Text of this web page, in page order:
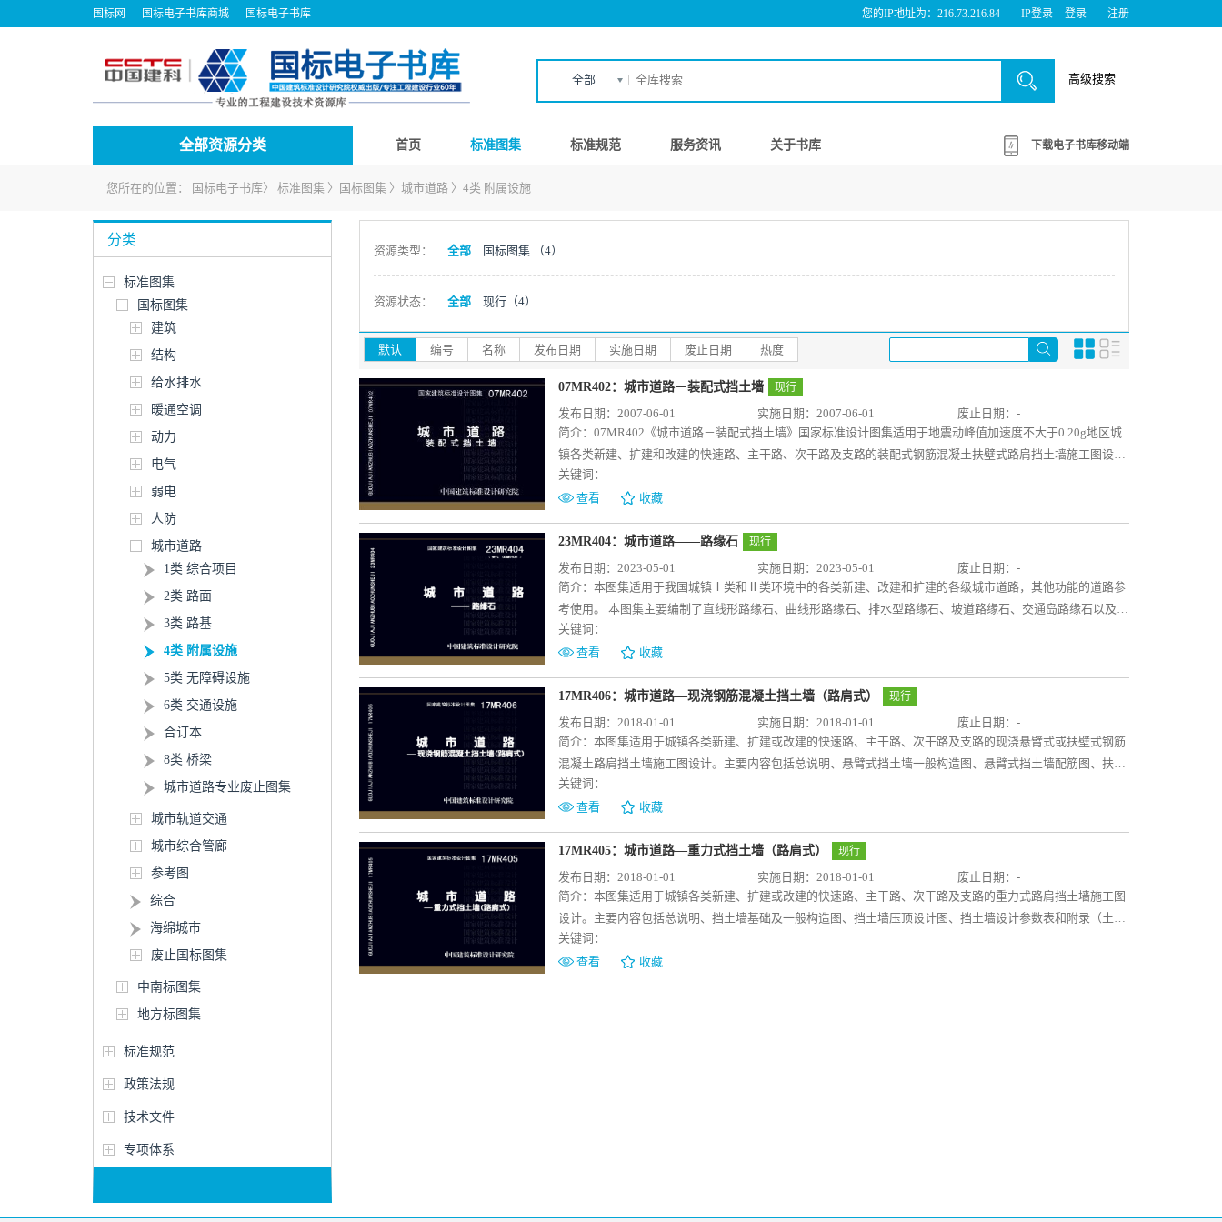
国标网 国标电子书库商城 国标电子书库 您的IP地址为：216.73.216.84 IP登录 登录 注册
全部 高级搜索
全部资源分类 首页 标准图集 标准规范 服务资讯 关于书库 下载电子书库移动端
您所在的位置： 国标电子书库〉 标准图集 〉 国标图集 〉 城市道路 〉 4类 附属设施
分类
标准图集
国标图集
建筑
结构
给水排水
暖通空调
动力
电气
弱电
人防
城市道路
1类 综合项目
2类 路面
3类 路基
4类 附属设施
5类 无障碍设施
6类 交通设施
合订本
8类 桥梁
城市道路专业废止图集
城市轨道交通
城市综合管廊
参考图
综合
海绵城市
废止国标图集
中南标图集
地方标图集
标准规范
政策法规
技术文件
专项体系
资源类型： 全部 国标图集 （4）
资源状态： 全部 现行 （4）
默认 编号 名称 发布日期 实施日期 废止日期 热度
07MR402：城市道路－装配式挡土墙 现行
发布日期：2007-06-01 实施日期：2007-06-01
废止日期：-
简介： 07MR402《城市道路－装配式挡土墙》国家标准设计图集适用于地震动峰值加速度不大于0.20g地区城
镇各类新建、扩建和改建的快速路、主干路、次干路及支路的装配式钢筋混凝土扶壁式路肩挡土墙施工图设
计。 本图集主要依据《公路路基设计规范》JTG D30-2004、《公路交通安全设施设计规范》JTG D81-
2006、《公路桥涵地基与基础设计规范》JTG D63-2007等规范，按照碰撞荷载、地基承载力、基底摩擦系数、
墙背填料内摩擦角及填料重度等设计参数编制成墙高为2～7m的装配式挡土墙的布置图、配筋图、构造图、截
面尺寸及参数表、钢筋规格及参数表等图表供使用者方便选用。
关键词：
查看
收藏
23MR404：城市道路――路缘石 现行
发布日期：2023-05-01 实施日期：2023-05-01
废止日期：-
简介： 本图集适用于我国城镇Ⅰ类和Ⅱ类环境中的各类新建、改建和扩建的各级城市道路，其他功能的道路参
考使用。 本图集主要编制了直线形路缘石、曲线形路缘石、排水型路缘石、坡道路缘石、交通岛路缘石以及其
他路缘石。 路缘石包括两种材质：混凝土路缘石和天然石材路缘石。 图纸内容包括：路缘石设置位置图、路
缘石断面图、构造图、参数表、放样图、安装图、配筋图。图集中的参数、构造节点、配筋等可供设计人员参
考使用。
关键词：
查看
收藏
17MR406：城市道路—现浇钢筋混凝土挡土墙（路肩式） 现行
发布日期：2018-01-01 实施日期：2018-01-01
废止日期：-
简介： 本图集适用于城镇各类新建、扩建或改建的快速路、主干路、次干路及支路的现浇悬臂式或扶壁式钢筋
混凝土路肩挡土墙施工图设计。主要内容包括总说明、悬臂式挡土墙一般构造图、悬臂式挡土墙配筋图、扶壁
式挡土墙一般构造图、扶壁式挡土墙配筋图、扶壁式挡土墙钢筋大样图、挡土墙基础设计图、悬臂式挡土墙挡
土墙设计参数表和扶壁式挡土墙设计参数表等。本图集针对城市道路自身特点，依据现行标准规范、结合工程
案例，给出现浇钢筋混凝土挡土墙（路肩式）的型式、设计要求、施工要点、路肩墙截面参数和验收标准等，
可供设计、施工、监理等人员参考、选用。
关键词：
查看
收藏
17MR405：城市道路—重力式挡土墙（路肩式） 现行
发布日期：2018-01-01 实施日期：2018-01-01
废止日期：-
简介： 本图集适用于城镇各类新建、扩建或改建的快速路、主干路、次干路及支路的重力式路肩挡土墙施工图
设计。主要内容包括总说明、挡土墙基础及一般构造图、挡土墙压顶设计图、挡土墙设计参数表和附录（土压
力计算公式、基础设计及稳定性验算公式）等。本图集针对城市道路自身特点，依据现行标准规范、结合工程
案例，给出重力式挡土墙（路肩墙）的型式、设计要求、施工要点、路肩墙截面参数和验收标准等，可供设
关键词：
查看
收藏